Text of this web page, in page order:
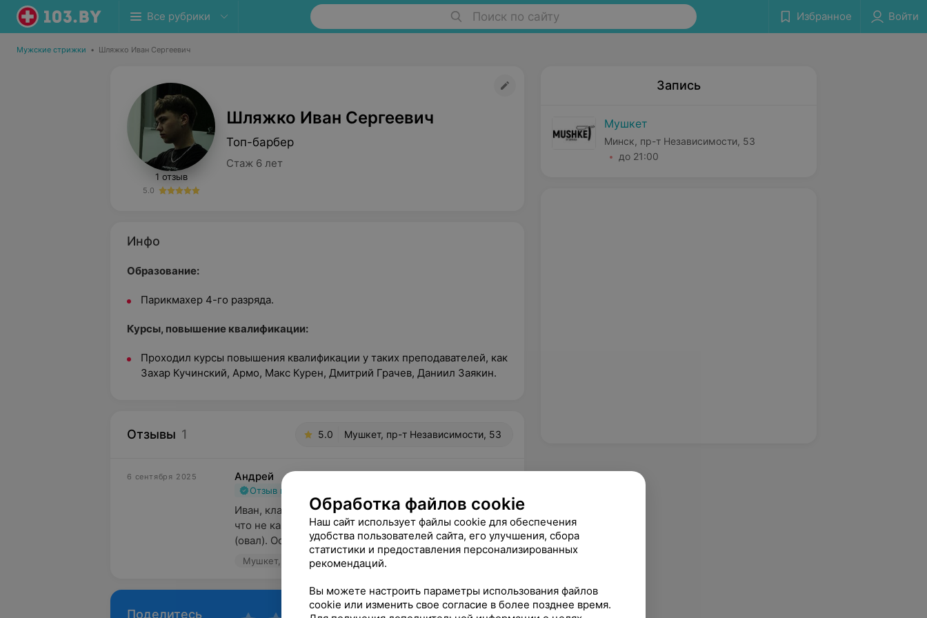
Все рубрики Поиск по сайту Избранное Войти
Мужские стрижки • Шляжко Иван Сергеевич
1 отзыв
5.0
Шляжко Иван Сергеевич
Топ-барбер
Стаж 6 лет
Инфо
Образование:
Парикмахер 4-го разряда.
Курсы, повышение квалификации:
Проходил курсы повышения квалификации у таких преподавателей, как
Захар Кучинский, Армо, Макс Курен, Дмитрий Грачев, Даниил Заякин.
Отзывы 1 5.0 Мушкет, пр-т Независимости, 53
6 сентября 2025 Андрей
Отзыв подтвержден
Иван, классный барбер!  Умеет стричь ножницами,
что не каждый может, делает правильный переход
(овал). Остался доволен, ...
Мушкет, пр-т Независимости, 53
Поделитесь
Запись
Мушкет
Минск, пр-т Независимости, 53
до 21:00
Обработка файлов cookie
Наш сайт использует файлы cookie для обеспечения
удобства пользователей сайта, его улучшения, сбора
статистики и предоставления персонализированных
рекомендаций.
Вы можете настроить параметры использования файлов
cookie или изменить свое согласие в более позднее время.